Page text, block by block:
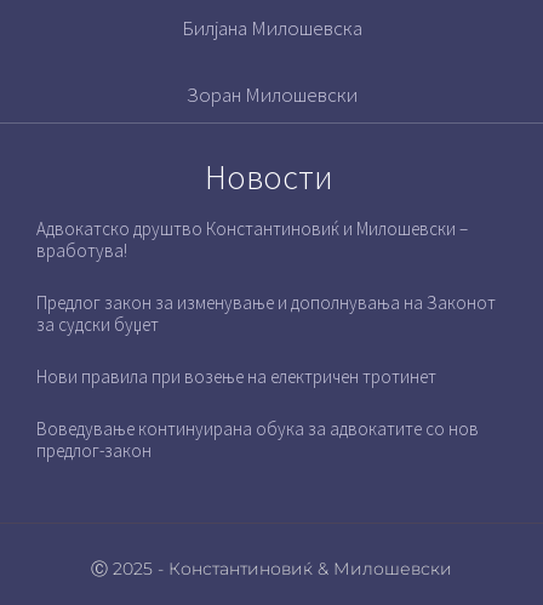
Билјана Милошевска
Зоран Милошевски
Новости
Адвокатско друштво Константиновиќ и Милошевски –
вработува!
Предлог закон за изменување и дополнувања на Законот
за судски буџет
Нови правила при возење на електричен тротинет
Воведување континуирана обука за адвокатите со нов
предлог-закон
Ⓒ 2025 - Константиновиќ & Милошевски